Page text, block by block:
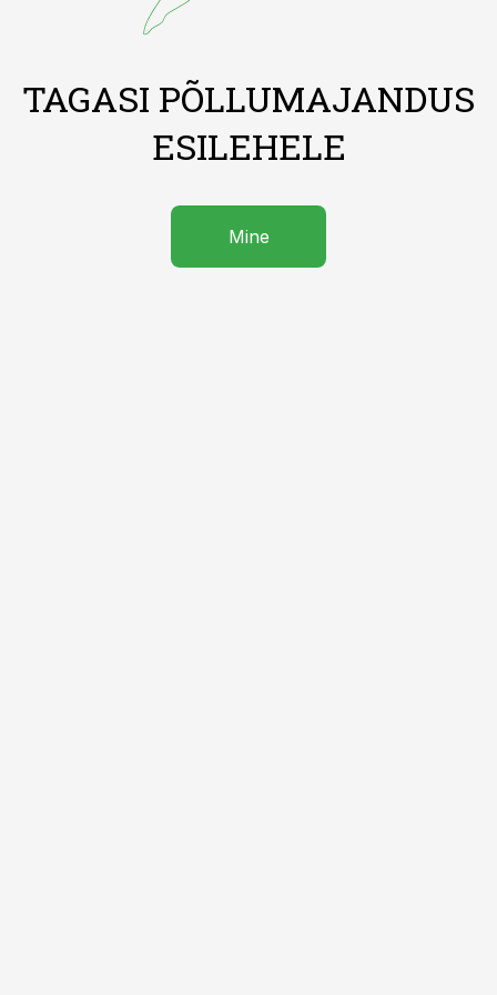
TAGASI PÕLLUMAJANDUS
ESILEHELE
Mine